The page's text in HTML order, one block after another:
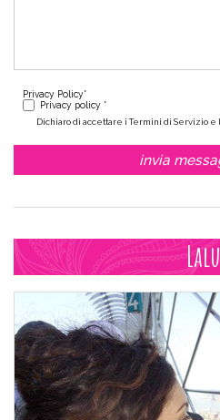
Privacy Policy*
Privacy policy *
Dichiaro di accettare i Termini di Servizio e
invia
Lalu